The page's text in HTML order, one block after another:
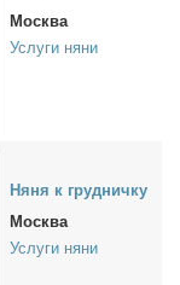
Москва
Услуги няни
Ня­ня к груд­нич­ку
Москва
Услуги няни